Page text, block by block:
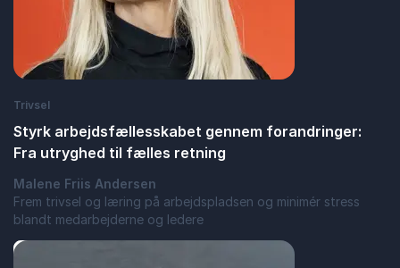
Trivsel
Styrk arbejdsfællesskabet gennem forandringer:
Fra utryghed til fælles retning
Malene Friis Andersen
Frem trivsel og læring på arbejdspladsen og minimér stress
blandt medarbejderne og ledere